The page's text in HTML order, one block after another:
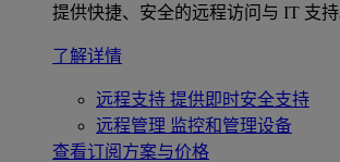
提供快捷、安全的远程访问与 IT 支持
了解详情
远程支持 提供即时安全支持
远程管理 监控和管理设备
查看订阅方案与价格